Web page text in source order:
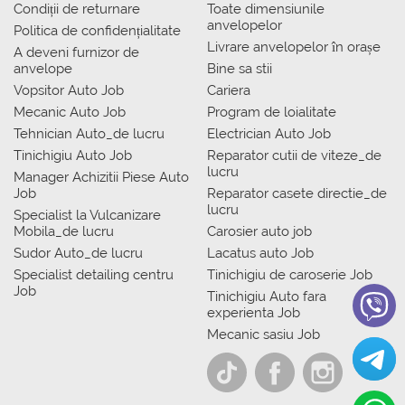
Condiții de returnare
Politica de confidențialitate
A deveni furnizor de
anvelope
Vopsitor Auto Job
Mecanic Auto Job
Tehnician Auto_de lucru
Tinichigiu Auto Job
Manager Achizitii Piese Auto
Job
Specialist la Vulcanizare
Mobila_de lucru
Sudor Auto_de lucru
Specialist detailing centru
Job
Toate dimensiunile
anvelopelor
Livrare anvelopelor în orașe
Bine sa stii
Cariera
Program de loialitate
Electrician Auto Job
Reparator cutii de viteze_de
lucru
Reparator casete directie_de
lucru
Carosier auto job
Lacatus auto Job
Tinichigiu de caroserie Job
Tinichigiu Auto fara
experienta Job
Mecanic sasiu Job